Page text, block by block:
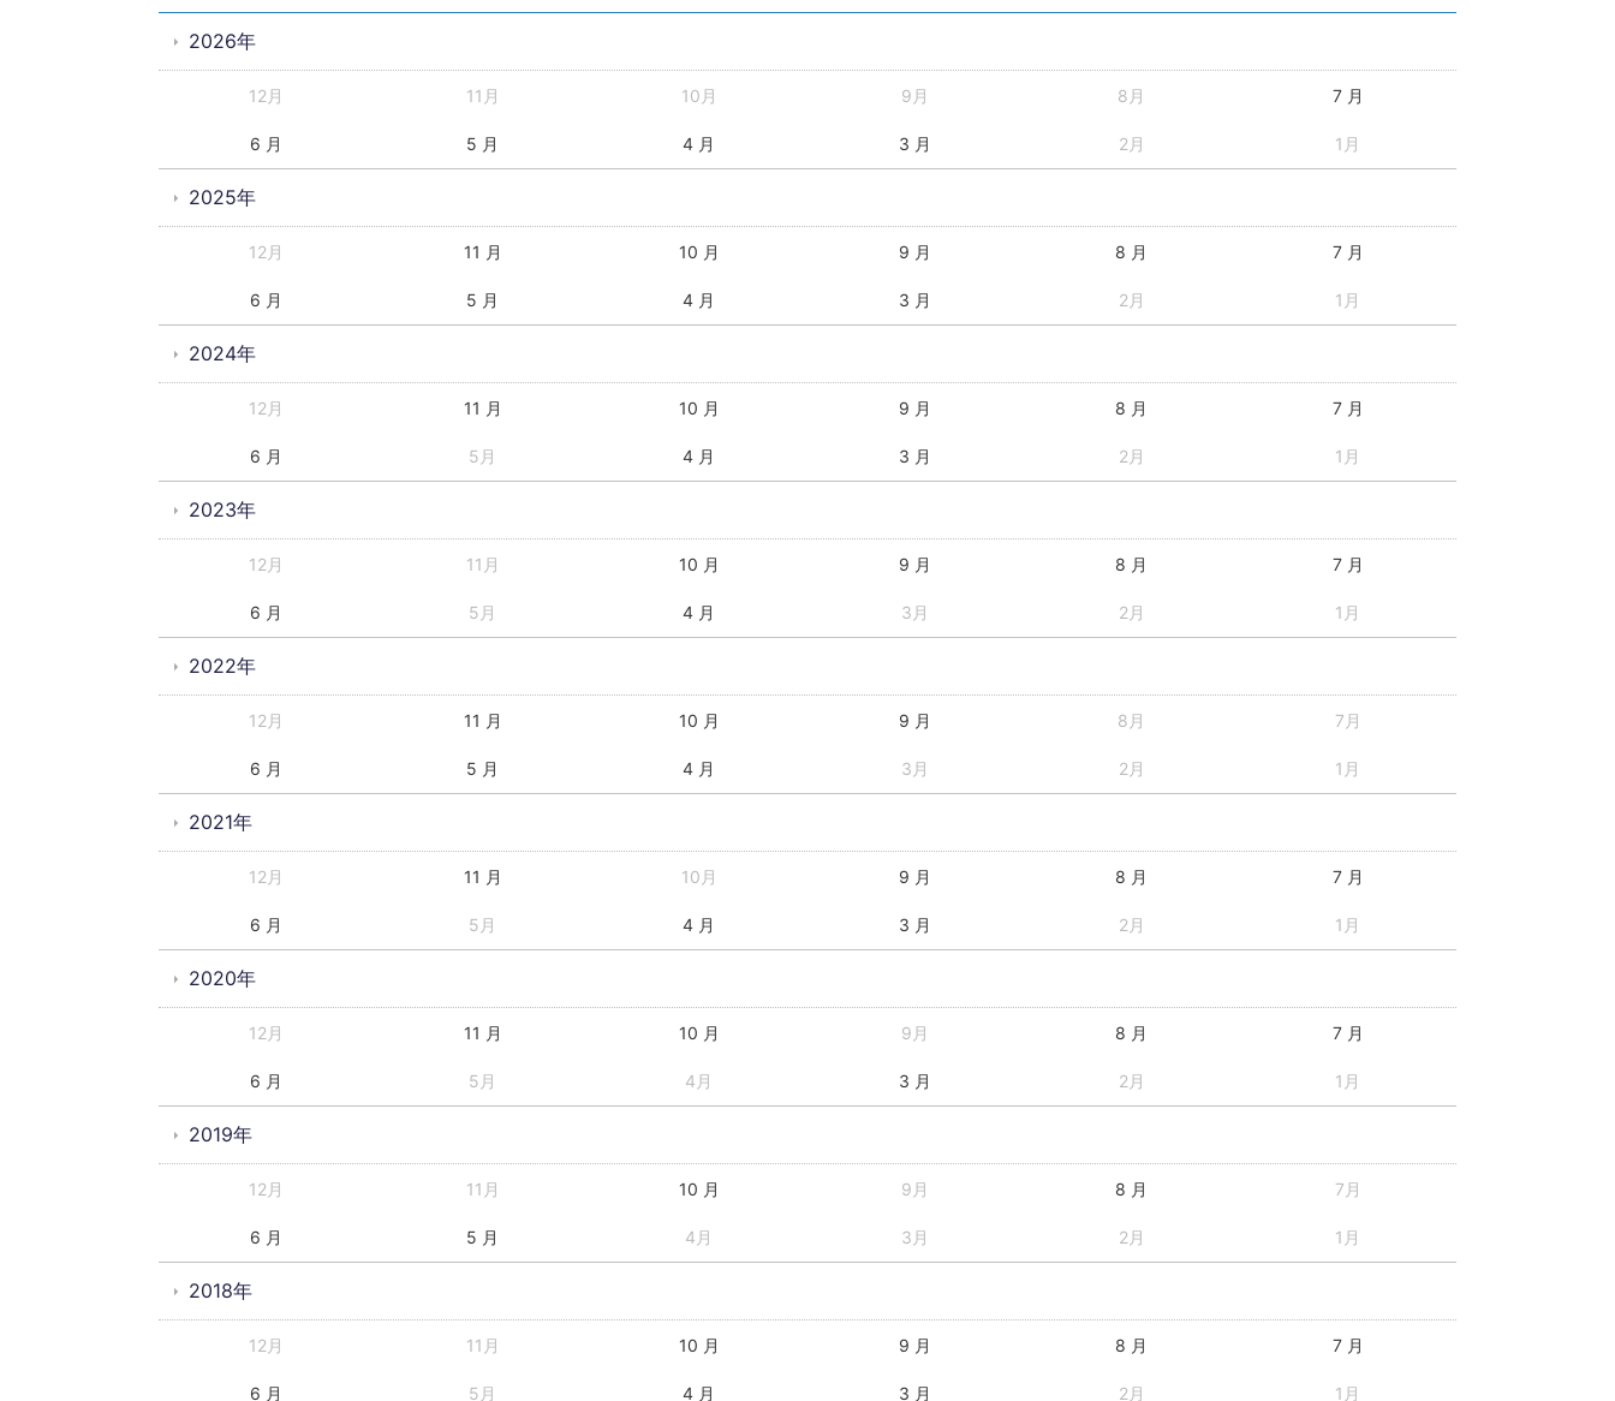
2026年
12月 11月 10月 9月 8月 7 月
6 月 5 月 4 月 3 月 2月 1月
2025年
12月 11 月 10 月 9 月 8 月 7 月
6 月 5 月 4 月 3 月 2月 1月
2024年
12月 11 月 10 月 9 月 8 月 7 月
6 月 5月 4 月 3 月 2月 1月
2023年
12月 11月 10 月 9 月 8 月 7 月
6 月 5月 4 月 3月 2月 1月
2022年
12月 11 月 10 月 9 月 8月 7月
6 月 5 月 4 月 3月 2月 1月
2021年
12月 11 月 10月 9 月 8 月 7 月
6 月 5月 4 月 3 月 2月 1月
2020年
12月 11 月 10 月 9月 8 月 7 月
6 月 5月 4月 3 月 2月 1月
2019年
12月 11月 10 月 9月 8 月 7月
6 月 5 月 4月 3月 2月 1月
2018年
12月 11月 10 月 9 月 8 月 7 月
6 月 5月 4 月 3 月 2月 1月